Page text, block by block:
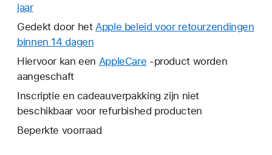
jaarHierdoor
wordt
er
nieuw
venster
geopend.
Gedekt door hetApple beleid voor retourzendingen
binnen 14 dagen
wordt
nieuw
venster
geopend.
Hiervoor kan een AppleCare Hierdoor
er
een
-product worden
aangeschaft
Inscriptie en cadeauverpakking zijn niet
beschikbaar voor refurbished producten
Beperkte voorraad